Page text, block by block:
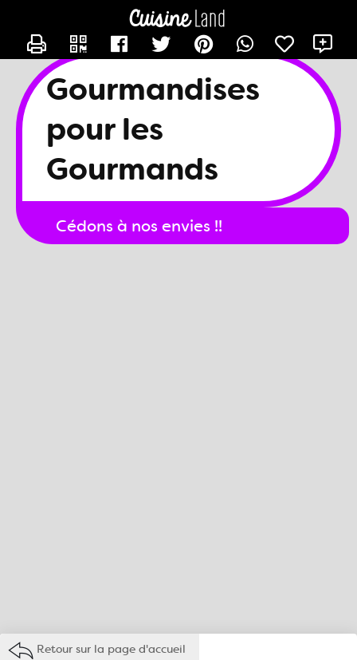
Gourmandises
pour les
Gourmands
Cédons à nos envies !!
Retour sur la page d'accueil
CONTACTER
GOURMANDISESPOURLESGOURMANDS